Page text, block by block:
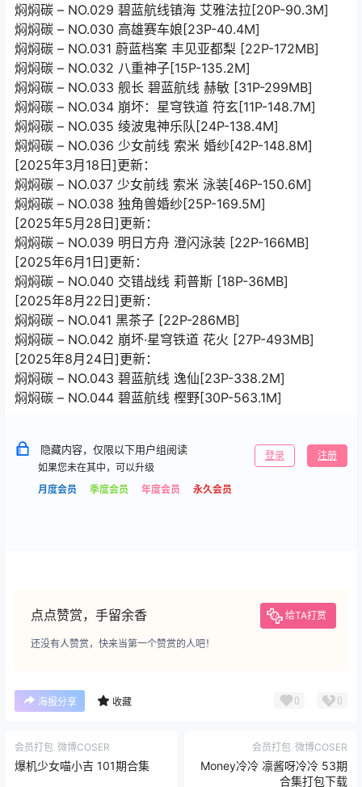
焖焖碳 – NO.029 碧蓝航线镇海 艾雅法拉[20P-90.3M]
焖焖碳 – NO.030 高雄赛车娘[23P-40.4M]
焖焖碳 – NO.031 蔚蓝档案 丰见亚都梨 [22P-172MB]
焖焖碳 – NO.032 八重神子[15P-135.2M]
焖焖碳 – NO.033 舰长 碧蓝航线 赫敏 [31P-299MB]
焖焖碳 – NO.034 崩坏：星穹铁道 符玄[11P-148.7M]
焖焖碳 – NO.035 绫波鬼神乐队[24P-138.4M]
焖焖碳 – NO.036 少女前线 索米 婚纱[42P-148.8M]
[2025年3月18日]更新：
焖焖碳 – NO.037 少女前线 索米 泳装[46P-150.6M]
焖焖碳 – NO.038 独角兽婚纱[25P-169.5M]
[2025年5月28日]更新：
焖焖碳 – NO.039 明日方舟 澄闪泳装 [22P-166MB]
[2025年6月1日]更新：
焖焖碳 – NO.040 交错战线 莉普斯 [18P-36MB]
[2025年8月22日]更新：
焖焖碳 – NO.041 黑茶子 [22P-286MB]
焖焖碳 – NO.042 崩坏·星穹铁道 花火 [27P-493MB]
[2025年8月24日]更新：
焖焖碳 – NO.043 碧蓝航线 逸仙[23P-338.2M]
焖焖碳 – NO.044 碧蓝航线 樫野[30P-563.1M]
隐藏内容，仅限以下用户组阅读
如果您未在其中，可以升级
月度会员
季度会员 年度会员 永久会员
登录 注册
点点赞赏，手留余香 给TA打赏
还没有人赞赏，快来当第一个赞赏的人吧！
海报分享 收藏 0 0
会员打包 微博COSER
爆机少女喵小吉 101期合集
会员打包 微博COSER
Money冷冷 凛酱呀冷冷 53期
合集打包下载